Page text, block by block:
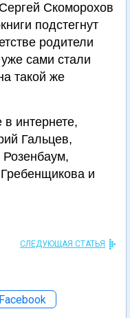
Скоморохов
подстегнут
родители
сами стали
такой же
интернете,
Гальцев,
и
СЛЕДУЮЩАЯ СТАТЬЯ
Facebook